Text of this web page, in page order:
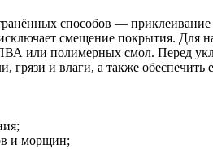
способов —
смещение покрытия. Для
или полимерных смол. Перед
грязи и влаги, а также обеспечить
и морщин;